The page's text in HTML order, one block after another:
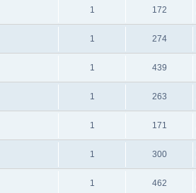
1 172
1 274
1 439
1 263
1 171
1 300
1 462